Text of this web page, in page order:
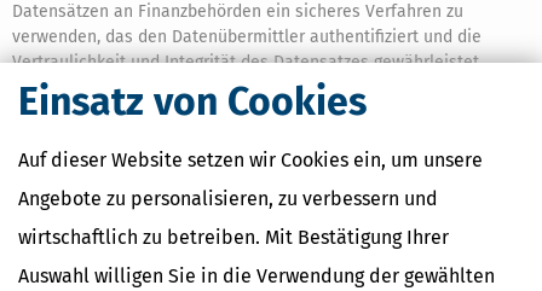
Einsatz von Cookies
Auf dieser Website setzen wir Cookies ein, um unsere
Angebote zu personalisieren, zu verbessern und
wirtschaftlich zu betreiben. Mit Bestätigung Ihrer
Auswahl willigen Sie in die Verwendung der gewählten
Datensätzen an Finanzbehörden ein sicheres Verfahren zu
verwenden, das den Datenübermittler authentifiziert und die
Vertraulichkeit und Integrität des Datensatzes gewährleistet.
Nutzt der Datenübermittler zur Authentisierung seinen
elektronischen Identitätsnachweis nach § 18 des
nach § 78 Absatz 5 des Aufenthaltsgesetzes, so dürfen die dazu
erforderlichen Daten zusammen mit den übrigen übermittelten
Daten gespeichert und verwendet werden.
Wird ein elektronisch erlassener Verwaltungsakt durch
Übermittlung nach§ 122 Absatz 2abekannt gegeben, ist ein